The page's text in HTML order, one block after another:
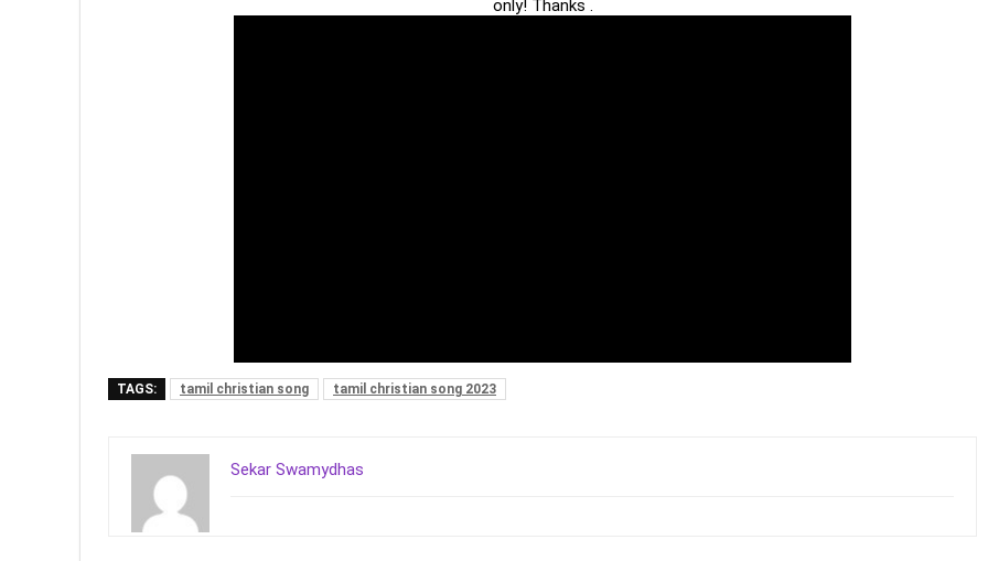
only! Thanks .
TAGS: tamil christian song tamil christian song 2023
Sekar Swamydhas